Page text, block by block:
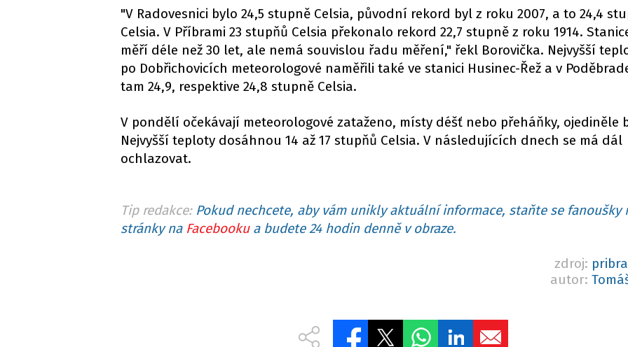
"V Radovesnici bylo 24,5 stupně Celsia, původní rekord byl z roku 2007, a to 24,4
Celsia. V Příbrami 23 stupňů Celsia překonalo rekord 22,7 stupně z roku 1914.
měří déle než 30 let, ale nemá souvislou řadu měření," řekl Borovička. Nejvyšší
po Dobřichovicích meteorologové naměřili také ve stanici Husinec-Řež a v
tam 24,9, respektive 24,8 stupně Celsia.
V pondělí očekávají meteorologové zataženo, místy déšť nebo přeháňky, ojediněle
Nejvyšší teploty dosáhnou 14 až 17 stupňů Celsia. V následujících dnech se má dál
ochlazovat.
Tip redakce: Pokud nechcete, aby vám unikly aktuální informace, staňte se fanoušky
stránky na Facebookua budete 24 hodin denně v obraze.
zdroj:
autor: